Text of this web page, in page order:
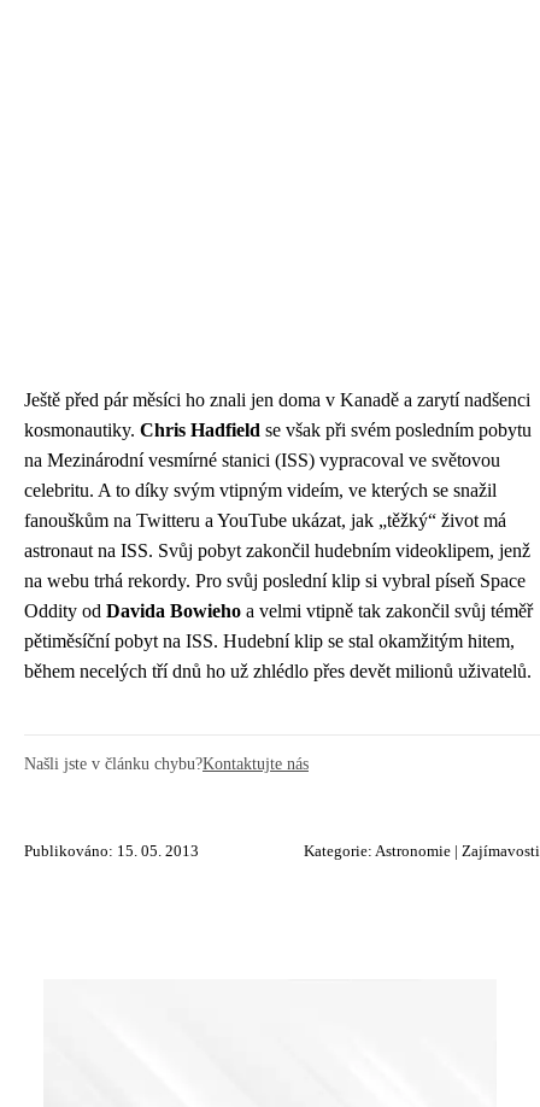
Ještě před pár měsíci ho znali jen doma v Kanadě a zarytí nadšenci
kosmonautiky. Chris Hadfield se však při svém posledním pobytu
na Mezinárodní vesmírné stanici (ISS) vypracoval ve světovou
celebritu. A to díky svým vtipným videím, ve kterých se snažil
fanouškům na Twitteru a YouTube ukázat, jak „těžký“ život má
astronaut na ISS. Svůj pobyt zakončil hudebním videoklipem, jenž
na webu trhá rekordy. Pro svůj poslední klip si vybral píseň Space
Oddity od Davida Bowieho a velmi vtipně tak zakončil svůj téměř
pětiměsíční pobyt na ISS. Hudební klip se stal okamžitým hitem,
během necelých tří dnů ho už zhlédlo přes devět milionů uživatelů.
Našli jste v článku chybu?Kontaktujte nás
Publikováno: 15. 05. 2013 Kategorie: Astronomie Zajímavosti